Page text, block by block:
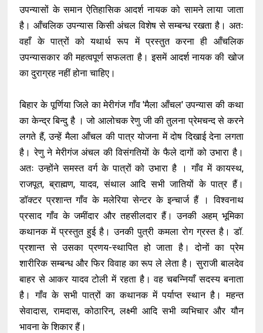
उपन्यासों के समान ऐतिहासिक आदर्श नायक को सामने लाया जाता
है। आँचलिक उपन्यास किसी अंचल विशेष से सम्बन्ध रखता है। अतः
वहाँ के पात्रों को यथार्थ रूप में प्रस्तुत करना ही आँचलिक
उपन्यासकार की महत्वपूर्ण सफलता है। इसमें आदर्श नायक की खोज
का दुराग्रह नहीं होना चाहिए।
बिहार के पूर्णिया जिले का मेरीगंज गाँव 'मैला आँचल' उपन्यास की कथा
का केन्द्र बिन्दु है । जो आलोचक रेणु जी की तुलना प्रेमचन्द से करने
लगते हैं, उन्हें मैला आँचल की पात्र योजना में दोष दिखाई देना लगता
है। रेणु ने मेरीगंज अंचल की विसंगतियों के फैले दागों को उभारा है।
अतः उन्होंने समस्त वर्ग के पात्रों को उभारा है । गाँव में कायस्थ,
राजपूत, ब्राह्मण, यादव, संथाल आदि सभी जातियों के पात्र हैं।
डॉक्टर प्रशान्त गाँव के मलेरिया सेन्टर के इन्चार्ज हैं । विश्वनाथ
प्रसाद गाँव के जमींदार और तहसीलदार हैं। उनकी अहम् भूमिका
कथानक में प्रस्तुत हुई है। उनकी पुत्री कमला रोग ग्रस्त है। डॉ.
प्रशान्त से उसका प्रणय-स्थापित हो जाता है। दोनों का प्रेम
शारीरिक सम्बन्ध और फिर विवाह का रूप ले लेता है। सुराजी बालदेव
बाहर से आकर यादव टोली में रहता है। वह चबन्नियाँ सदस्य बनाता
है। गाँव के सभी पात्रों का कथानक में पर्याप्त स्थान है। महन्त
सेवादास, रामदास, कोठारिन, लक्ष्मी आदि सभी व्यभिचार और यौन
भावना के शिकार हैं।